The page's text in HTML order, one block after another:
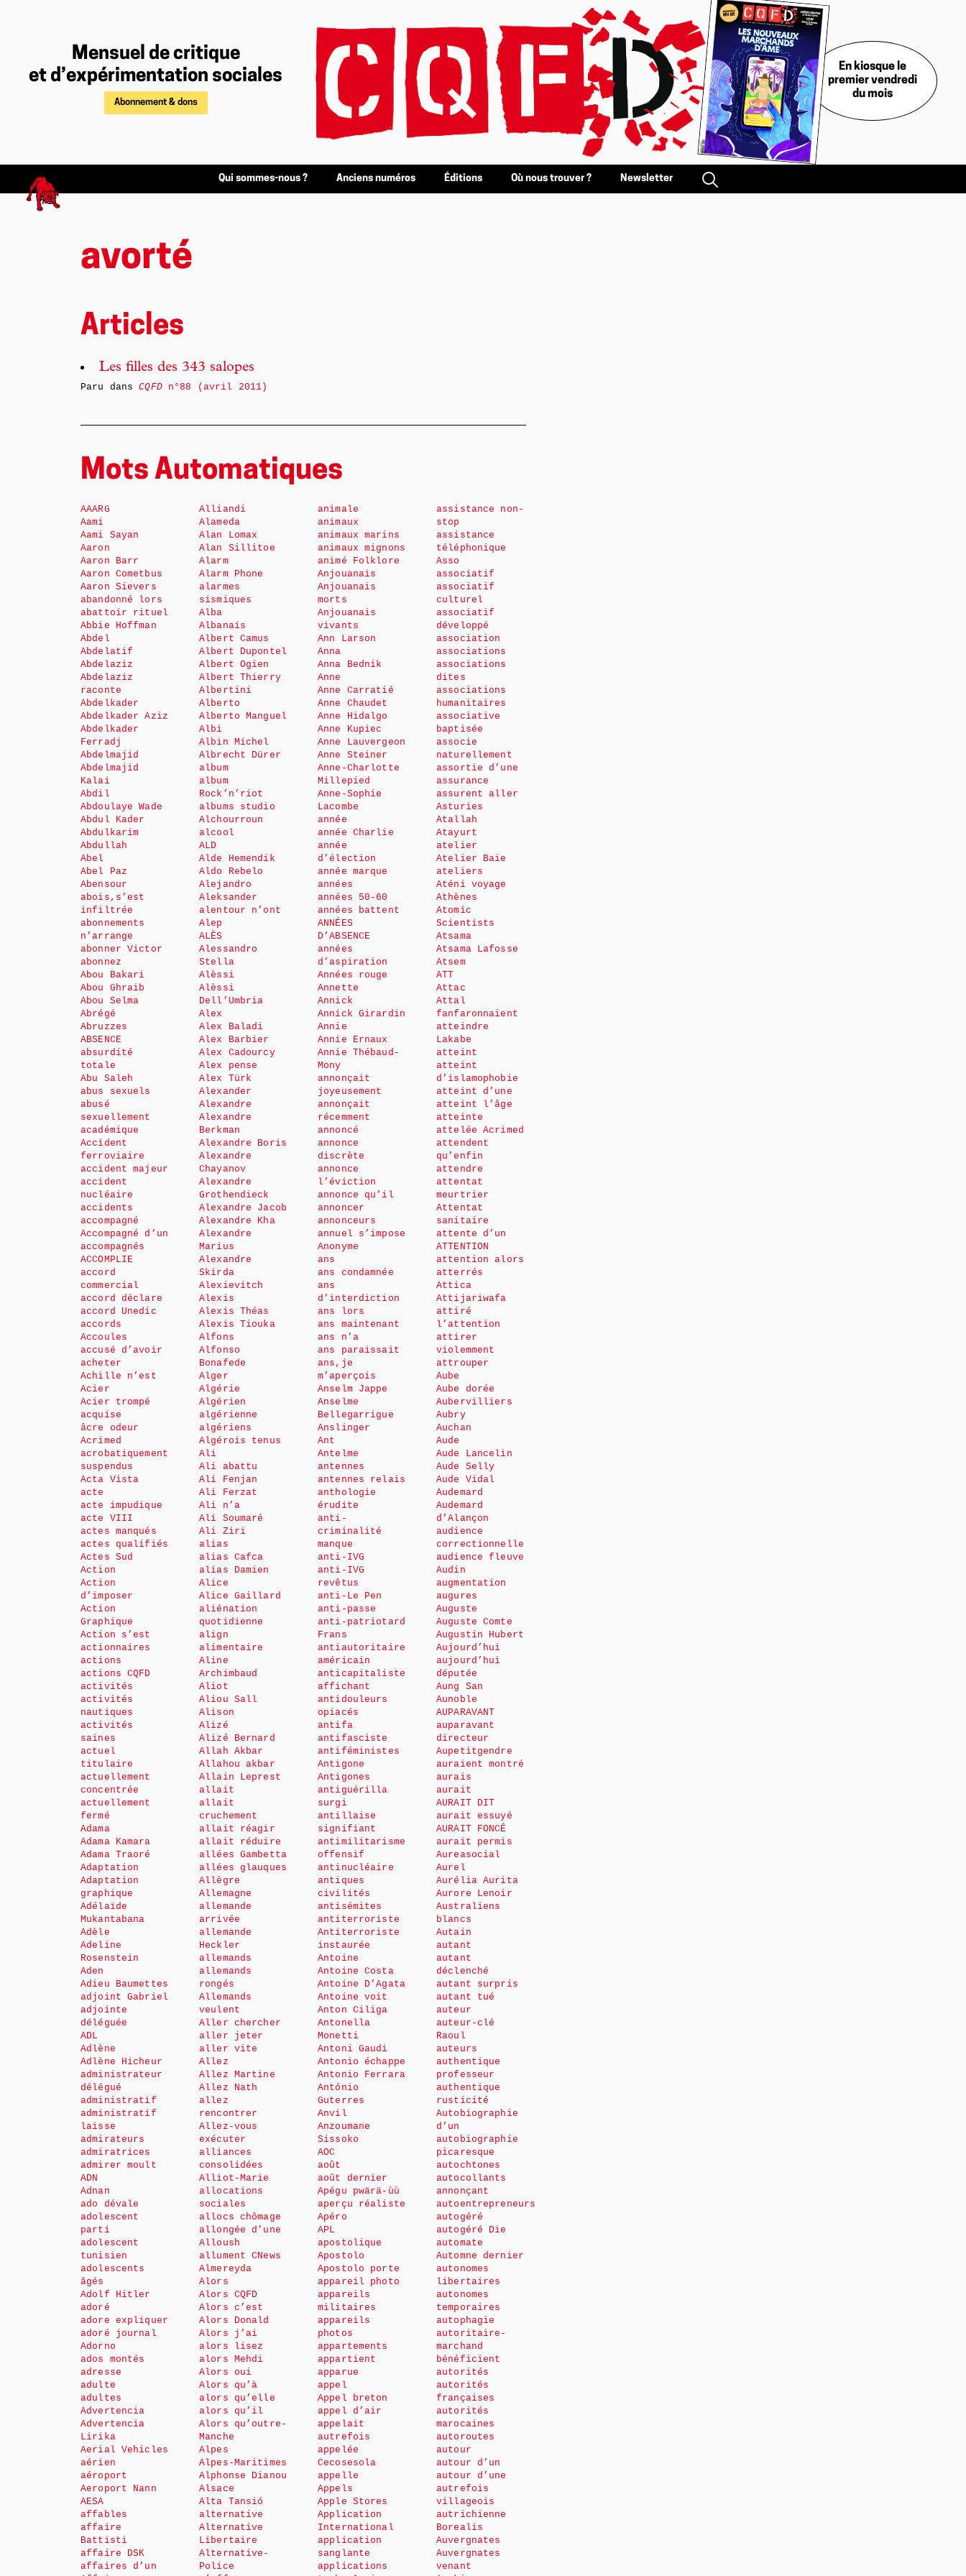
Mensuel de critique
et d’expérimentation sociales
Abonnement & dons
En kiosque le
premier vendredi
du mois
Qui sommes-nous ? Anciens numéros Éditions Où nous trouver ? Newsletter
avorté
Articles
Les filles des 343 salopes
Paru dansCQFDn°88 (avril 2011)
Mots Automatiques
AAARG
Aami
Aami Sayan
Aaron
Aaron Barr
Aaron Cometbus
Aaron Sievers
abandonné lors
abattoir rituel
Abbie Hoffman
Abdel
Abdelatif
Abdelaziz
Abdelaziz
raconte
Abdelkader
Abdelkader Aziz
Abdelkader
Ferradj
Abdelmajid
Abdelmajid
Kalai
Abdil
Abdoulaye Wade
Abdul Kader
Abdulkarim
Abdullah
Abel
Abel Paz
Abensour
abois,s’est
infiltrée
abonnements
n’arrange
abonner Victor
abonnez
Abou Bakari
Abou Ghraib
Abou Selma
Abrégé
Abruzzes
ABSENCE
absurdité
totale
Abu Saleh
abus sexuels
abusé
sexuellement
académique
Accident
ferroviaire
accident majeur
accident
nucléaire
accidents
accompagné
Accompagné d’un
accompagnés
ACCOMPLIE
accord
commercial
accord déclare
accord Unedic
accords
Accoules
accusé d’avoir
acheter
Achille n’est
Acier
Acier trompé
acquise
âcre odeur
Acrimed
acrobatiquement
suspendus
Acta Vista
acte
acte impudique
acte VIII
actes manqués
actes qualifiés
Actes Sud
Action
Action
d’imposer
Action
Graphique
Action s’est
actionnaires
actions
actions CQFD
activités
activités
nautiques
activités
saines
actuel
titulaire
actuellement
concentrée
actuellement
fermé
Adama
Adama Kamara
Adama Traoré
Adaptation
Adaptation
graphique
Adélaïde
Mukantabana
Adèle
Adeline
Rosenstein
Aden
Adieu Baumettes
adjoint Gabriel
adjointe
déléguée
ADL
Adlène
Adlène Hicheur
administrateur
délégué
administratif
administratif
laisse
admirateurs
admiratrices
admirer moult
ADN
Adnan
ado dévale
adolescent
parti
adolescent
tunisien
adolescents
âgés
Adolf Hitler
adoré
adore expliquer
adoré journal
Adorno
ados montés
adresse
adulte
adultes
Advertencia
Advertencia
Lirika
Aerial Vehicles
aérien
aéroport
Aeroport Nann
AESA
affables
affaire
Battisti
affaire DSK
affaires d’un
Alliandi
Alameda
Alan Lomax
Alan Sillitoe
Alarm
Alarm Phone
alarmes
sismiques
Alba
Albanais
Albert Camus
Albert Dupontel
Albert Ogien
Albert Thierry
Albertini
Alberto
Alberto Manguel
Albi
Albin Michel
Albrecht Dürer
album
album
Rock’n’riot
albums studio
Alchourroun
alcool
ALD
Alde Hemendik
Aldo Rebelo
Alejandro
Aleksander
alentour n’ont
Alep
ALÈS
Alessandro
Stella
Alèssi
Alèssi
Dell’Umbria
Alex
Alex Baladi
Alex Barbier
Alex Cadourcy
Alex pense
Alex Türk
Alexander
Alexandre
Alexandre
Berkman
Alexandre Boris
Alexandre
Chayanov
Alexandre
Grothendieck
Alexandre Jacob
Alexandre Kha
Alexandre
Marius
Alexandre
Skirda
Alexievitch
Alexis
Alexis Théas
Alexis Tiouka
Alfons
Alfonso
Bonafede
Alger
Algérie
Algérien
algérienne
algériens
Algérois tenus
Ali
Ali abattu
Ali Fenjan
Ali Ferzat
Ali n’a
Ali Soumaré
Ali Ziri
alias
alias Cafca
alias Damien
Alice
Alice Gaillard
aliénation
quotidienne
align
alimentaire
Aline
Archimbaud
Aliot
Aliou Sall
Alison
Alizé
Alizé Bernard
Allah Akbar
Allahou akbar
Allain Leprest
allait
allait
cruchement
allait réagir
allait réduire
allées Gambetta
allées glauques
Allègre
Allemagne
allemande
arrivée
allemande
Heckler
allemands
allemands
rongés
Allemands
veulent
Aller chercher
aller jeter
aller vite
Allez
Allez Martine
Allez Nath
allez
rencontrer
Allez-vous
exécuter
alliances
consolidées
Alliot-Marie
allocations
sociales
allocs chômage
allongée d’une
Alloush
allument CNews
Almereyda
Alors
Alors CQFD
Alors c’est
Alors Donald
Alors j’ai
alors lisez
alors Mehdi
Alors oui
Alors qu’à
alors qu’elle
alors qu’il
Alors qu’outre-
Manche
Alpes
Alpes-Maritimes
Alphonse Dianou
Alsace
Alta Tansió
alternative
Alternative
Libertaire
Alternative-
Police
animale
animaux
animaux marins
animaux mignons
animé Folklore
Anjouanais
Anjouanais
morts
Anjouanais
vivants
Ann Larson
Anna
Anna Bednik
Anne
Anne Carratié
Anne Chaudet
Anne Hidalgo
Anne Kupiec
Anne Lauvergeon
Anne Steiner
Anne-Charlotte
Millepied
Anne-Sophie
Lacombe
année
année Charlie
année
d’élection
année marque
années
années 50-60
années battent
ANNÉES
D’ABSENCE
années
d’aspiration
Années rouge
Annette
Annick
Annick Girardin
Annie
Annie Ernaux
Annie Thébaud-
Mony
annonçait
joyeusement
annonçait
récemment
annoncé
annonce
discrète
annonce
l’éviction
annonce qu’il
annoncer
annonceurs
annuel s’impose
Anonyme
ans
ans condamnée
ans
d’interdiction
ans lors
ans maintenant
ans n’a
ans paraissait
ans,je
m’aperçois
Anselm Jappe
Anselme
Bellegarrigue
Anslinger
Ant
Antelme
antennes
antennes relais
anthologie
érudite
anti-
criminalité
manque
anti-IVG
anti-IVG
revêtus
anti-Le Pen
anti-passe
anti-patriotard
Frans
antiautoritaire
américain
anticapitaliste
affichant
antidouleurs
opiacés
antifa
antifasciste
antiféministes
Antigone
Antigones
antiguérilla
surgi
antillaise
signifiant
antimilitarisme
offensif
antinucléaire
antiques
civilités
antisémites
antiterroriste
Antiterroriste
instaurée
Antoine
Antoine Costa
Antoine D’Agata
Antoine voit
Anton Ciliga
Antonella
Monetti
Antoni Gaudi
Antonio échappe
Antonio Ferrara
António
Guterres
Anvil
Anzoumane
Sissoko
AOC
août
août dernier
Apégu pwärä-ùù
aperçu réaliste
Apéro
APL
apostolique
Apostolo
Apostolo porte
appareil photo
appareils
militaires
appareils
photos
appartements
appartient
apparue
appel
Appel breton
appel d’air
appelait
autrefois
appelée
Cecosesola
appelle
Appels
Apple Stores
Application
International
application
sanglante
applications
assistance non-
stop
assistance
téléphonique
Asso
associatif
associatif
culturel
associatif
développé
association
associations
associations
dites
associations
humanitaires
associative
baptisée
associe
naturellement
assortie d’une
assurance
assurent aller
Asturies
Atallah
Atayurt
atelier
Atelier Baie
ateliers
Aténi voyage
Athènes
Atomic
Scientists
Atsama
Atsama Lafosse
Atsem
ATT
Attac
Attal
fanfaronnaient
atteindre
Lakabe
atteint
atteint
d’islamophobie
atteint d’une
atteint l’âge
atteinte
attelée Acrimed
attendent
qu’enfin
attendre
attentat
meurtrier
Attentat
sanitaire
attente d’un
ATTENTION
attention alors
atterrés
Attica
Attijariwafa
attiré
l’attention
attirer
violemment
attrouper
Aube
Aube dorée
Aubervilliers
Aubry
Auchan
Aude
Aude Lancelin
Aude Selly
Aude Vidal
Audemard
Audemard
d’Alançon
audience
correctionnelle
audience fleuve
Audin
augmentation
augures
Auguste
Auguste Comte
Augustin Hubert
Aujourd’hui
aujourd’hui
députée
Aung San
Aunoble
AUPARAVANT
auparavant
directeur
Aupetitgendre
auraient montré
aurais
aurait
AURAIT DIT
aurait essuyé
AURAIT FONCÉ
aurait permis
Aureasocial
Aurel
Aurélia Aurita
Aurore Lenoir
Australiens
blancs
Autain
autant
autant
déclenché
autant surpris
autant tué
auteur
auteur-clé
Raoul
auteurs
authentique
professeur
authentique
rusticité
Autobiographie
d’un
autobiographie
picaresque
autochtones
autocollants
annonçant
autoentrepreneurs
autogéré
autogéré Die
automate
Automne dernier
autonomes
libertaires
autonomes
temporaires
autophagie
autoritaire-
marchand
bénéficient
autorités
autorités
françaises
autorités
marocaines
autoroutes
autour
autour d’un
autour d’une
autrefois
villageois
autrichienne
Borealis
Auvergnates
Auvergnates
venant